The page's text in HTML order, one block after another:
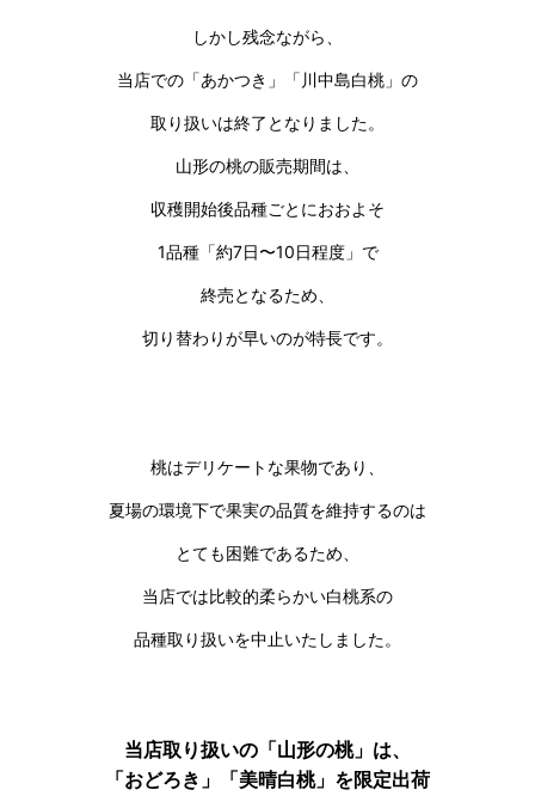
しかし残念ながら、
当店での「あかつき」「川中島白桃」の
取り扱いは終了となりました。
山形の桃の販売期間は、
収穫開始後品種ごとにおおよそ
1品種「約7日〜10日程度」で
終売となるため、
切り替わりが早いのが特長です。
桃はデリケートな果物であり、
夏場の環境下で果実の品質を維持するのは
とても困難であるため、
当店では比較的柔らかい白桃系の
品種取り扱いを中止いたしました。
当店取り扱いの「山形の桃」は、
「おどろき」「美晴白桃」を限定出荷